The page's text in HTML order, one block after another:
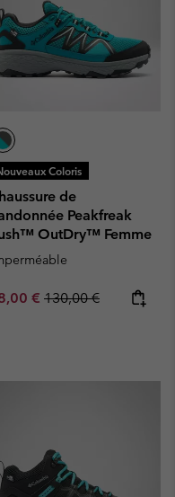
Coloris
de
Peakfreak
OutDry™ Femme
price:
€ Regular price:
130,00 €